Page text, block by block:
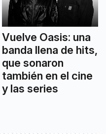
Vuelve Oasis: una
banda llena de hits,
que sonaron
también en el cine
y las series